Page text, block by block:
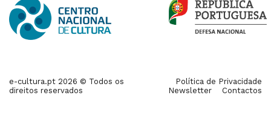
e-cultura.pt 2026 © Todos os
direitos reservados
Política de Privacidade
Newsletter
Contactos